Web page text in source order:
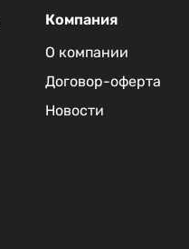
Компания
О компании
Договор-оферта
Новости